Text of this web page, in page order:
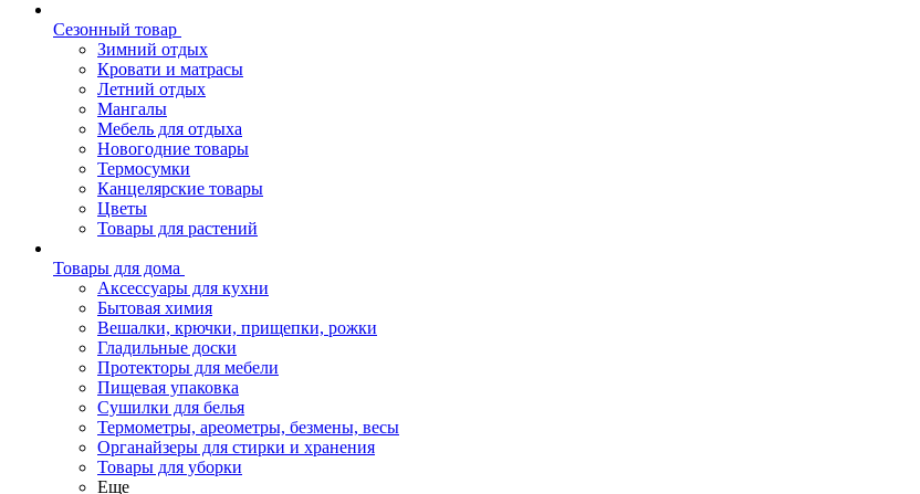
Сезонный товар
Зимний отдых
Кровати и матрасы
Летний отдых
Мангалы
Мебель для отдыха
Новогодние товары
Термосумки
Канцелярские товары
Цветы
Товары для растений
Товары для дома
Аксессуары для кухни
Бытовая химия
Вешалки, крючки, прищепки, рожки
Гладильные доски
Протекторы для мебели
Пищевая упаковка
Сушилки для белья
Термометры, ареометры, безмены, весы
Органайзеры для стирки и хранения
Товары для уборки
Еще